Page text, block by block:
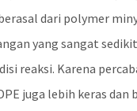
dari polymer
yang sangat
reaksi. Karena
juga lebih keras